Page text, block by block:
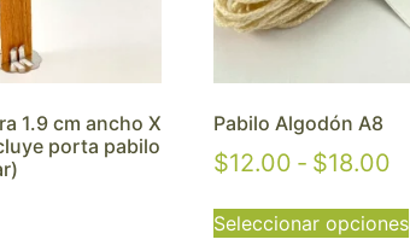
1.9 cm ancho X
porta pabilo
Pabilo Algodón A8
$12.00 - $18.00
Seleccionar opciones